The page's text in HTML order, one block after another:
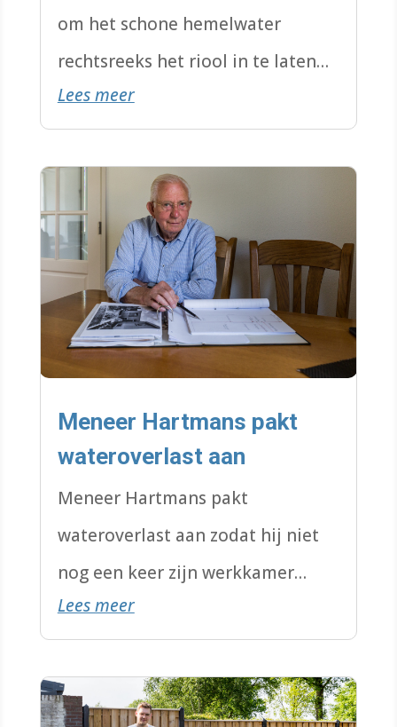
om het schone hemelwater
rechtsreeks het riool in te laten
lopen. Wat gaan ze er dan mee
doen?
Lees meer
Meneer Hartmans pakt
wateroverlast aan
Meneer Hartmans pakt
wateroverlast aan zodat hij niet
nog een keer zijn werkkamer
onder water heeft staan.
Lees meer